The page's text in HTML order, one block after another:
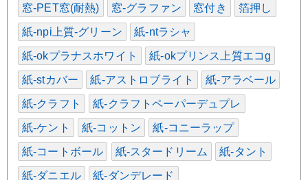
窓-PET窓(耐熱) 窓-グラファン 窓付き 箔押し
紙-npi上質-グリーン 紙-ntラシャ
紙-okプラナスホワイト 紙-okプリンス上質エコg
紙-stカバー 紙-アストロブライト 紙-アラベール
紙-クラフト 紙-クラフトペーパーデュプレ
紙-ケント 紙-コットン 紙-コニーラップ
紙-コートボール 紙-スタードリーム 紙-タント
紙-ダニエル 紙-ダンデレード